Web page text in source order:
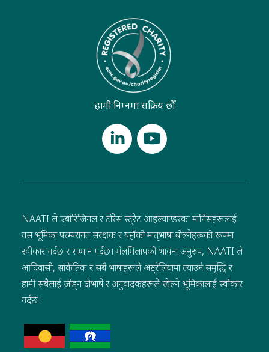
हामी निम्नमा सक्रिय छौँ
NAATI ले एबोरिजिनल र टोरेस स्ट्रेट आइल्याण्डरका मानिसहरूलाई
यस भूमिका परम्परागत संरक्षक र यहाँको मातृभाषा बोल्नेहरूको रूपमा
स्वीकार गर्दछ र सम्मान गर्दछ। मेलमिलापको भावना अनुरुप, NAATI ले
आदिवासी, सांकेतिक र सबै भाषाहरूले अष्ट्रेलियामा ल्याउने समृद्धि र
हामी सबैलाई जोड्न दोभाषे र अनुवादकहरूले खेल्ने भूमिकालाई स्वीकार
गर्दछ।